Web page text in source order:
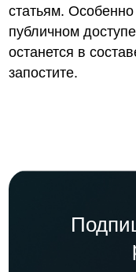
статьям.
публичном
останется в
запостите.